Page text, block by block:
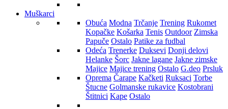
Muškarci
Obuća Modna Trčanje Trening Rukomet
Kopačke Košarka Tenis Outdoor Zimska
Papuče Ostalo Patike za fudbal
Odeća Trenerke Duksevi Donji delovi
Helanke Šorc Jakne lagane Jakne zimske
Majice Majice trening Ostalo G.deo Prsluk
Oprema Čarape Kačketi Ruksaci Torbe
Štucne Golmanske rukavice Kostobrani
Štitnici Kape Ostalo